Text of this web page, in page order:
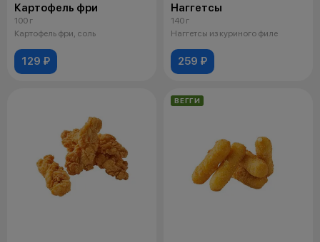
Картофель фри
100 г
Картофель фри, соль
129 ₽
Наггетсы
140 г
Наггетсы из куриного филе
259 ₽
ВЕГГИ